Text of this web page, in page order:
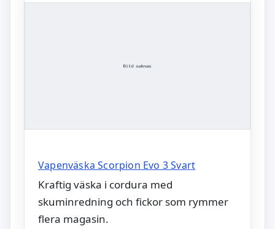
Vapenväska Scorpion Evo 3 Svart
Kraftig väska i cordura med
skuminredning och fickor som rymmer
flera magasin.